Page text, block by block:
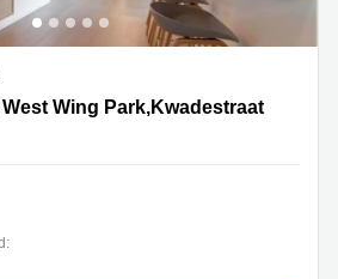
Wing Park,Kwadestraat 149 bus
Wing Park,Kwadestraat